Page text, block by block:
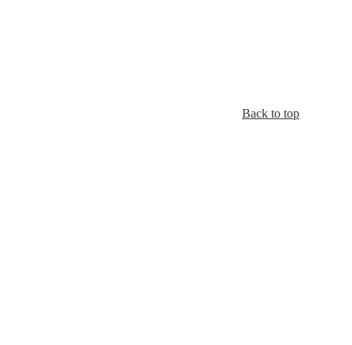
Back to top